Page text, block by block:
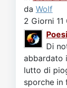
da Wolf
2 Giorni 11
Di
abbardato
lutto di
sporche in